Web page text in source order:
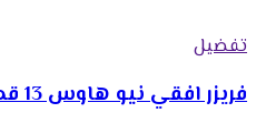
تفضيل
فريزر افقي نيو هاوس 13 قدم – أبيض 380-L